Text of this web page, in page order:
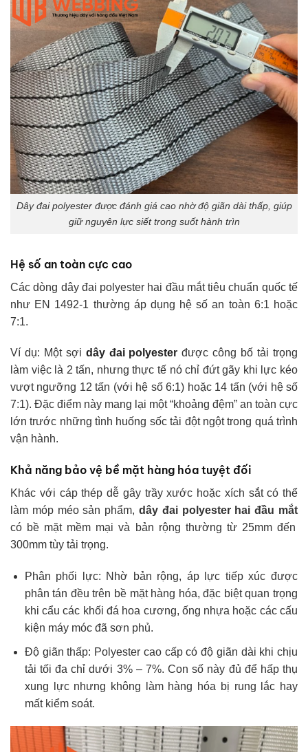
Dây đai polyester được đánh giá cao nhờ độ giãn dài thấp, giúp
giữ nguyên lực siết trong suốt hành trìn
Hệ số an toàn cực cao
Các dòng dây đai polyester hai đầu mắt tiêu chuẩn quốc tế
như EN 1492-1 thường áp dụng hệ số an toàn 6:1 hoặc
7:1.
Ví dụ: Một sợi dây đai polyester được công bố tải trọng
làm việc là 2 tấn, nhưng thực tế nó chỉ đứt gãy khi lực kéo
vượt ngưỡng 12 tấn (với hệ số 6:1) hoặc 14 tấn (với hệ số
7:1). Đặc điểm này mang lại một “khoảng đệm” an toàn cực
lớn trước những tình huống sốc tải đột ngột trong quá trình
vận hành.
Khả năng bảo vệ bề mặt hàng hóa tuyệt đối
Khác với cáp thép dễ gây trầy xước hoặc xích sắt có thể
làm móp méo sản phẩm, dây đai polyester hai đầu mắt
có bề mặt mềm mại và bản rộng thường từ 25mm đến
300mm tùy tải trọng.
Phân phối lực: Nhờ bản rộng, áp lực tiếp xúc được
phân tán đều trên bề mặt hàng hóa, đặc biệt quan trọng
khi cẩu các khối đá hoa cương, ống nhựa hoặc các cấu
kiện máy móc đã sơn phủ.
Độ giãn thấp: Polyester cao cấp có độ giãn dài khi chịu
tải tối đa chỉ dưới 3% – 7%. Con số này đủ để hấp thụ
xung lực nhưng không làm hàng hóa bị rung lắc hay
mất kiểm soát.